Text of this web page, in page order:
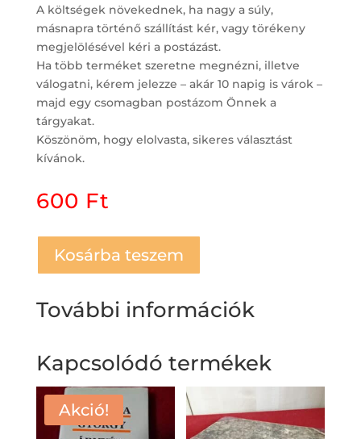
A költségek növekednek, ha nagy a súly,
másnapra történő szállítást kér, vagy törékeny
megjelölésével kéri a postázást.
Ha több terméket szeretne megnézni, illetve
válogatni, kérem jelezze – akár 10 napig is várok –
majd egy csomagban postázom Önnek a
tárgyakat.
Köszönöm, hogy elolvasta, sikeres választást
kívánok.
600 Ft
Kosárba teszem
További információk
Kapcsolódó termékek
Akció!